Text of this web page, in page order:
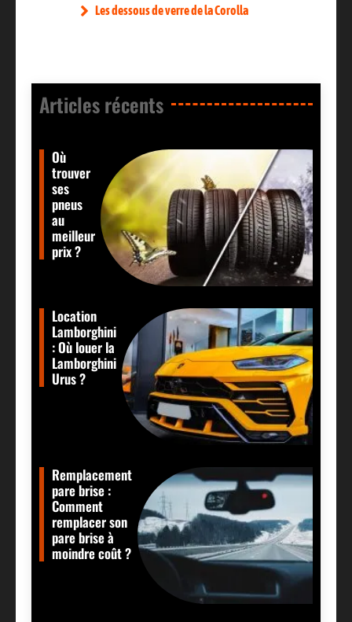
Les dessous de verre de la Corolla
Articles récents​
Où
trouver
ses
pneus
au
meilleur
prix ?
Location
Lamborghini
: Où louer la
Lamborghini
Urus ?
Remplacement
pare brise :
Comment
remplacer son
pare brise à
moindre coût ?